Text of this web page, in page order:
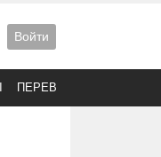
Войти
ПЕРЕВОДЫ